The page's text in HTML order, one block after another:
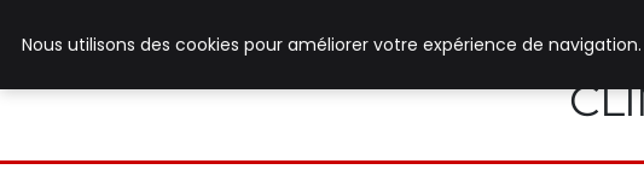
Nous utilisons des cookies pour améliorer votre expérience de